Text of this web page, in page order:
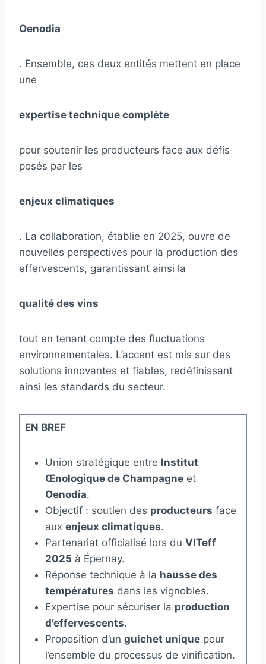
Oenodia
. Ensemble, ces deux entités mettent en place
une
expertise technique complète
pour soutenir les producteurs face aux défis
posés par les
enjeux climatiques
. La collaboration, établie en 2025, ouvre de
nouvelles perspectives pour la production des
effervescents, garantissant ainsi la
qualité des vins
tout en tenant compte des fluctuations
environnementales. L’accent est mis sur des
solutions innovantes et fiables, redéfinissant
ainsi les standards du secteur.
EN BREF
Union stratégique entre Institut
Œnologique de Champagneet
Oenodia.
Objectif : soutien des producteurs face
aux enjeux climatiques.
Partenariat officialisé lors du VITeff
2025 à Épernay.
Réponse technique à la hausse des
températures dans les vignobles.
Expertise pour sécuriser la production
d’effervescents.
Proposition d’un guichet uniquepour
l’ensemble du processus de vinification.